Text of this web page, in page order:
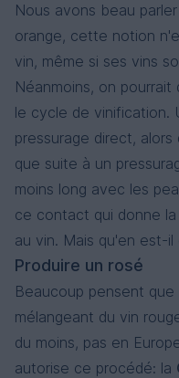
Nous avons beau
orange, cette notion
vin, même si ses vins
Néanmoins, on
le cycle de vinification.
pressurage direct,
que suite à un
moins long avec les
ce contact qui donne
au vin. Mais qu'en est-il
Produire un rosé
Beaucoup pensent
mélangeant du vin
du moins, pas en
autorise ce procédé: la